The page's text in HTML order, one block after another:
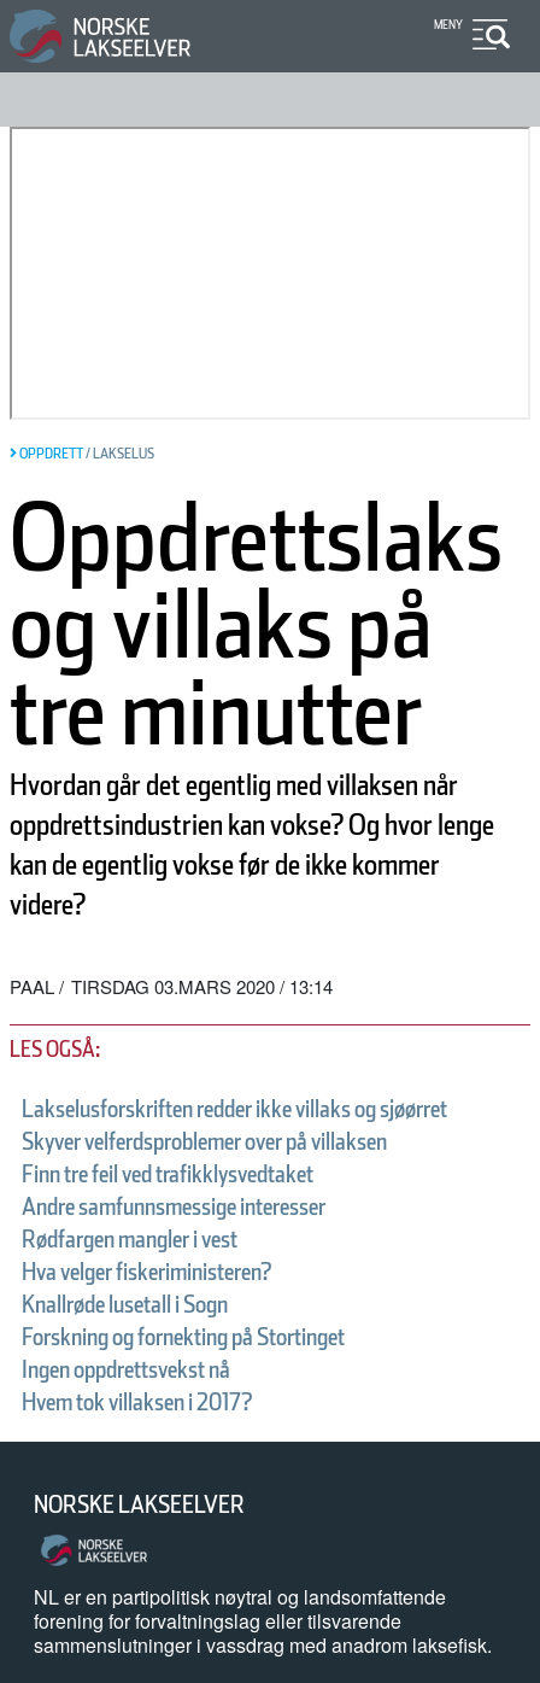
Hopp
til
hovedinnhold
MENY
OPPDRETT/ LAKSELUS
Oppdrettslaks
og villaks på
tre minutter
Hvordan går det egentlig med villaksen når
oppdrettsindustrien kan vokse? Og hvor lenge
kan de egentlig vokse før de ikke kommer
videre?
PAAL TIRSDAG 03.MARS 2020 / 13:14
LES OGSÅ:
Lakselusforskriften redder ikke villaks og sjøørret
Skyver velferdsproblemer over på villaksen
Finn tre feil ved trafikklysvedtaket
Andre samfunnsmessige interesser
Rødfargen mangler i vest
Hva velger fiskeriministeren?
Knallrøde lusetall i Sogn
Forskning og fornekting på Stortinget
Ingen oppdrettsvekst nå
Hvem tok villaksen i 2017?
NORSKE LAKSEELVER
NL er en partipolitisk nøytral og landsomfattende
forening for forvaltningslag eller tilsvarende
sammenslutninger i vassdrag med anadrom laksefisk.